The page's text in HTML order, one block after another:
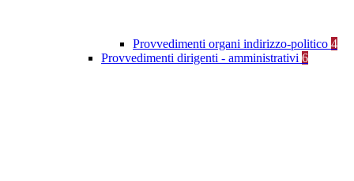
Provvedimenti organi indirizzo-politico 4
Provvedimenti dirigenti - amministrativi 6